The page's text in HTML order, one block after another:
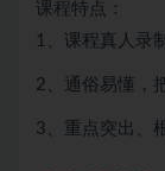
课程特点：
1、课程真人录
2、通俗易懂，
3、重点突出、